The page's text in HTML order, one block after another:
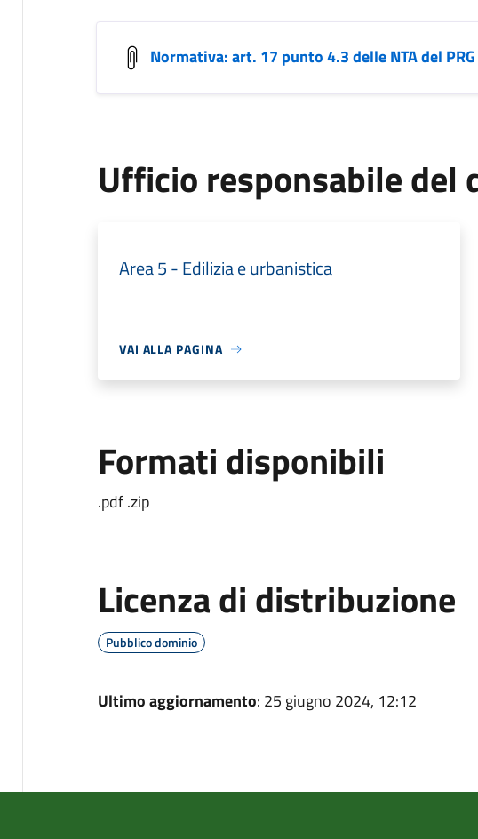
Normativa: art. 17 punto 4.3 delle NTA del
Ufficio responsabile del
Area 5 - Edilizia e urbanistica
VAI ALLA PAGINA
Formati disponibili
.pdf .zip
Licenza di distribuzione
Pubblico dominio
Ultimo aggiornamento: 25 giugno 2024, 12:12